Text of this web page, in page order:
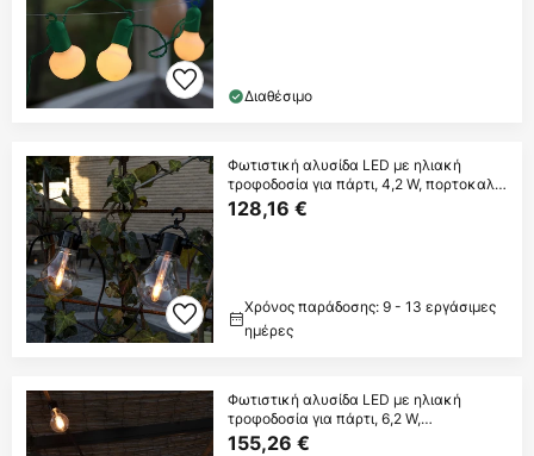
Διαθέσιμο
Φωτιστική αλυσίδα LED με ηλιακή
τροφοδοσία για πάρτι, 4,2 W, πορτοκαλί,
IP44,
128,16 €
Χρόνος παράδοσης: 9 - 13 εργάσιμες
ημέρες
Φωτιστική αλυσίδα LED με ηλιακή
τροφοδοσία για πάρτι, 6,2 W,
κεχριμπαρένιο,
155,26 €